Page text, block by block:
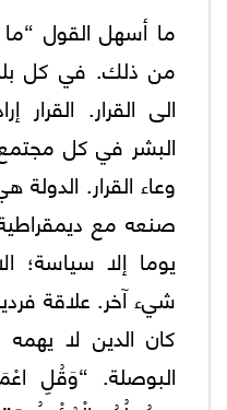
ما أسهل القول
من ذلك. في كل بلد
الى القرار. القرار
البشر في كل
وعاء القرار.
صنعه مع
يوما إلا سياسة؛
شيء آخر. علاقة
كان الدين لا
البوصلة. “وَقُلِ